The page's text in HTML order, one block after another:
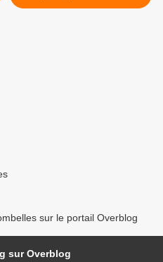
des Märtyrertums
sur le portail Overblog
sur Overblog